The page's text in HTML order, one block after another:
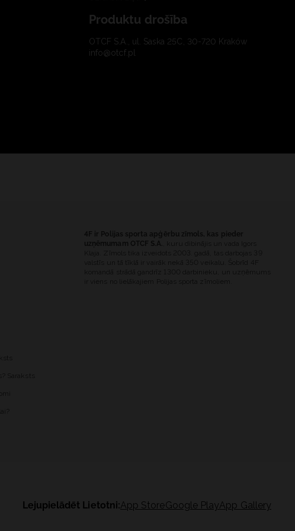
Produktu drošība
OTCF S.A., ul. Saska 25C, 30-720 Kraków
info@otcf.pl
Lejupielādēt Lietotni:App StoreGoogle PlayApp Gallery